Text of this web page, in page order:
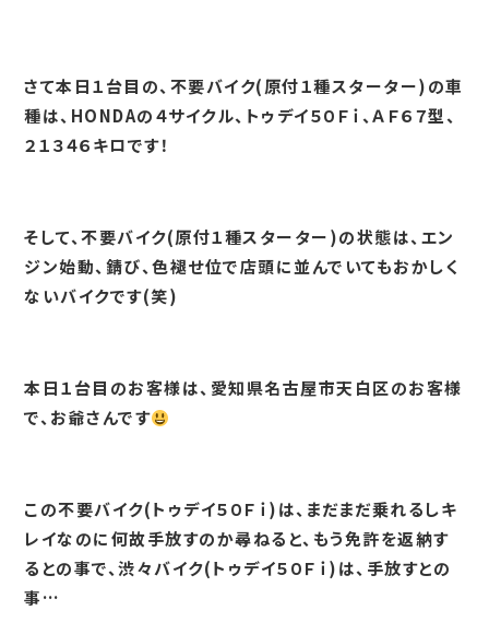
さて本日１台目の、不要バイク(原付１種スターター)の車
種は、HONDAの４サイクル、トゥデイ５０Ｆｉ、ＡＦ６７型、
２１３４６キロです！
そして、不要バイク(原付１種スターター)の状態は、エン
ジン始動、錆び、色褪せ位で店頭に並んでいてもおかしく
ないバイクです(笑)
本日１台目のお客様は、愛知県名古屋市天白区のお客様
で、お爺さんです
この不要バイク(トゥデイ５０Ｆｉ)は、まだまだ乗れるしキ
レイなのに何故手放すのか尋ねると、もう免許を返納す
るとの事で、渋々バイク(トゥデイ５０Ｆｉ)は、手放すとの
事…